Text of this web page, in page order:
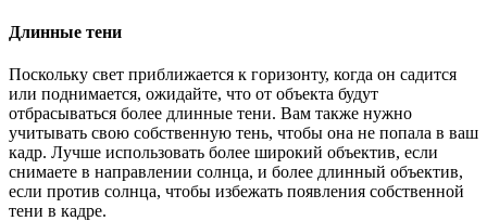
Длинные тени
Поскольку свет приближается к горизонту, когда он садится
или поднимается, ожидайте, что от объекта будут
отбрасываться более длинные тени. Вам также нужно
учитывать свою собственную тень, чтобы она не попала в ваш
кадр. Лучше использовать более широкий объектив, если
снимаете в направлении солнца, и более длинный объектив,
если против солнца, чтобы избежать появления собственной
тени в кадре.